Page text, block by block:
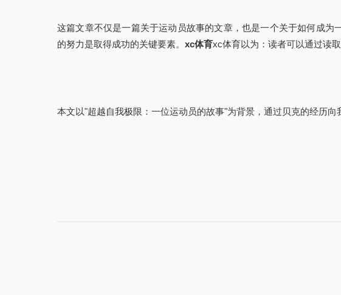
这篇文章不仅是一篇关于运动员故事的文章，也是一个关于如何成
的努力是取得成功的关键要素。xc体育xc体育以为：读者可以通过读
本文以"超越自我极限：一位运动员的故事"为背景，通过贝克的经历